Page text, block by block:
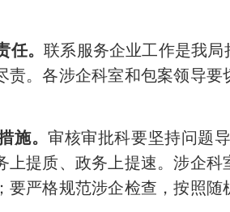
任。联系服务企业工作是我
责。各涉企科室和包案领导
施。审核审批科要坚持问题
上提质、政务上提速。涉企
要严格规范涉企检查，按照